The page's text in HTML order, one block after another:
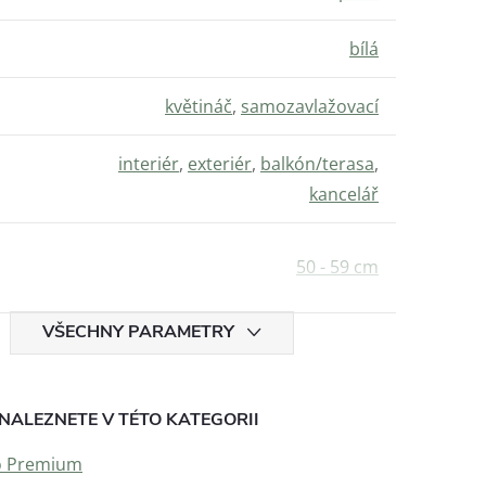
bílá
květináč, samozavlažovací
interiér, exteriér, balkón/terasa,
kancelář
50 - 59 cm
VŠECHNY PARAMETRY
V TÉTO KATEGORII
Premium